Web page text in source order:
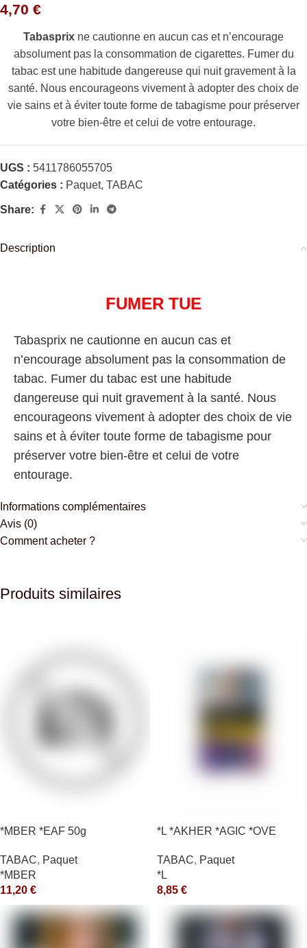
4,70 €
Tabasprix ne cautionne en aucun cas et n’encourage
absolument pas la consommation de cigarettes. Fumer du
tabac est une habitude dangereuse qui nuit gravement à la
santé. Nous encourageons vivement à adopter des choix de
vie sains et à éviter toute forme de tabagisme pour préserver
votre bien-être et celui de votre entourage.
UGS : 5411786055705
Catégories : Paquet, TABAC
Share:
Description
FUMER TUE
Tabasprix ne cautionne en aucun cas et
n’encourage absolument pas la consommation de
tabac. Fumer du tabac est une habitude
dangereuse qui nuit gravement à la santé. Nous
encourageons vivement à adopter des choix de vie
sains et à éviter toute forme de tabagisme pour
préserver votre bien-être et celui de votre
entourage.
Informations complémentaires
Avis (0)
Comment acheter ?
Produits similaires
*MBER *EAF 50g
TABAC, Paquet
*MBER
11,20 €
*L *AKHER *AGIC *OVE
TABAC, Paquet
*L
8,85 €